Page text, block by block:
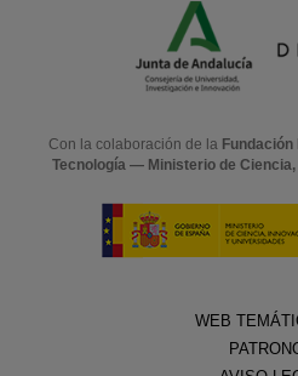
Con la colaboración de la
Tecnología — Ministerio de
WEB